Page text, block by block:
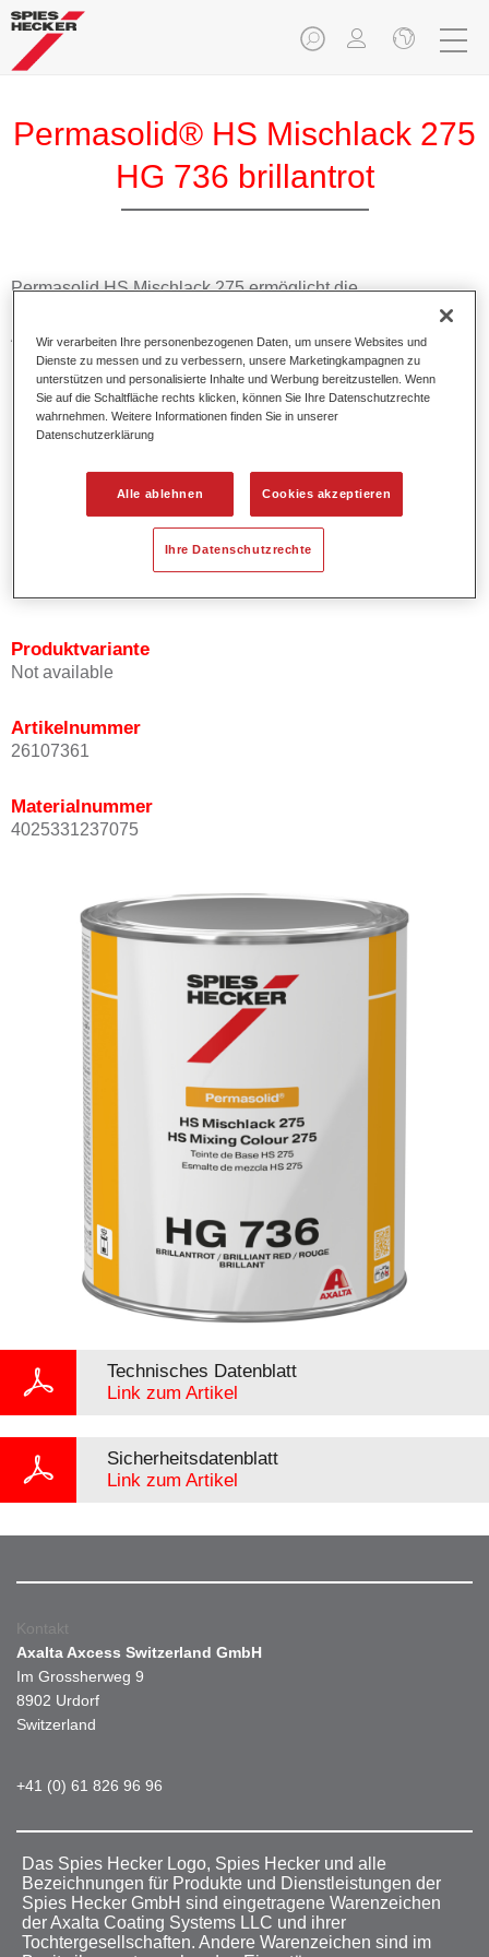
Permasolid® HS Mischlack 275
HG 736 brillantrot
Permasolid HS Mischlack 275 ermöglicht die
Farbtonausmischung vom hochwertigen Permasolid HS
Autolack 275 mit allen Uni-Farbtönen für die Pkw-
Lackierung.
Produktmerkmale
Erlaubt eine einfache und schnelle Verarbeitung in 1,5
Ermöglicht schnelle Trocknungszeiten.
Bietet ein hohes Deckvermögen.
Besitzt einen exzellenten Decklackstand.
Entspricht den VOC Anforderungen.
Produktvariante
Not available
Artikelnummer
26107361
Materialnummer
4025331237075
Technisches Datenblatt
Link zum Artikel
Sicherheitsdatenblatt
Link zum Artikel
Kontakt
Axalta Axcess Switzerland GmbH
Im Grossherweg 9
8902 Urdorf
Switzerland
+41 (0) 61 826 96 96
Das Spies Hecker Logo, Spies Hecker und alle
Bezeichnungen für Produkte und Dienstleistungen der
Spies Hecker GmbH sind eingetragene Warenzeichen
der Axalta Coating Systems LLC und ihrer
Tochtergesellschaften. Andere Warenzeichen sind im
Wir verarbeiten Ihre personenbezogenen Daten, um unsere Websites und
Dienste zu messen und zu verbessern, unsere Marketingkampagnen zu
unterstützen und personalisierte Inhalte und Werbung bereitzustellen. Wenn
Sie auf die Schaltfläche rechts klicken, können Sie Ihre Datenschutzrechte
wahrnehmen. Weitere Informationen finden Sie in unserer
Datenschutzerklärung
Alle ablehnen Cookies akzeptieren
Ihre Datenschutzrechte